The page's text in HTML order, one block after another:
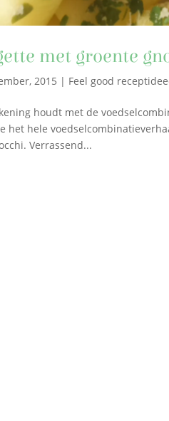
met groente
2015 | Feel good
houdt met de
het hele
Verrassend...